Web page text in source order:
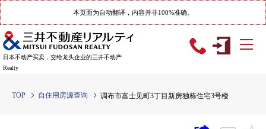
本页面为自动翻译，内容并非100%准确。
日本不动产买卖，交给龙头企业的三井不动产
Realty
TOP 自住用房源查询 调布市富士见町3丁目新房独栋住宅3号楼